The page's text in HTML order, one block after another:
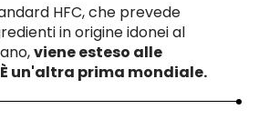
HFC, che prevede
in origine idonei al
viene esteso alle
un'altra prima mondiale.